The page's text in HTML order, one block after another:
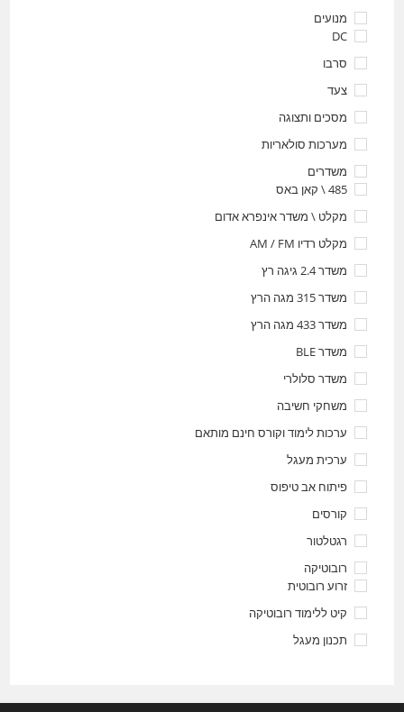
מנועים
DC
סרבו
צעד
מסכים ותצוגה
מערכות סולאריות
משדרים
485 \ קאן באס
מקלט \ משדר אינפרא אדום
מקלט רדיו AM / FM
משדר 2.4 גיגה רץ
משדר 315 מגה הרץ
משדר 433 מגה הרץ
משדר BLE
משדר סלולרי
משחקי חשיבה
ערכות לימוד וקורס חינם מותאם
ערכית מעגל
פיתוח אב טיפוס
קורסים
רגטלטור
רובוטיקה
זרוע רובוטית
קיט ללימוד רובוטיקה
תכנון מעגל